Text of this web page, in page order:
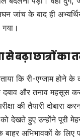
जांच के बाद ही
से बढ़ा छात्रों का
कि री-एग्जाम होने के
दबाव और तनाव महसूस
की तैयारी दोबारा
देखते हुए उन्होंने पूरी
बाहर अभिभावकों के लिए